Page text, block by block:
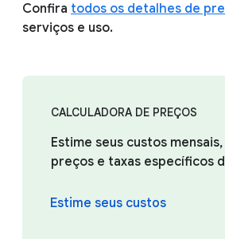
Confira todos os detalhes de
serviços e uso.
CALCULADORA DE PREÇOS
Estime seus custos
preços e taxas específicos
Estime seus custos